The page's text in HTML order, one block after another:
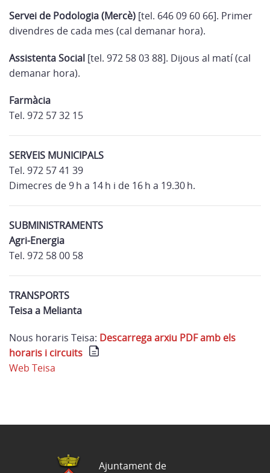
Servei de Podologia (Mercè) [tel. 646 09 60 66]. Primer
divendres de cada mes (cal demanar hora).
Assistenta Social [tel. 972 58 03 88]. Dijous al matí (cal
demanar hora).
Farmàcia
Tel. 972 57 32 15
SERVEIS MUNICIPALS
Tel. 972 57 41 39
Dimecres de 9 h a 14 h i de 16 h a 19.30 h.
SUBMINISTRAMENTS
Agri-Energia
Tel. 972 58 00 58
TRANSPORTS
Teisa a Melianta
Nous horaris Teisa: Descarrega arxiu PDF amb els
horaris i circuits
Web Teisa
Ajuntament de